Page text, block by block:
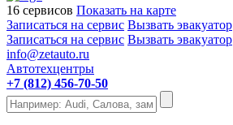
16 сервисов Показать на карте
Записаться на сервис Вызвать эвакуатор
Записаться на сервис Вызвать эвакуатор
info@zetauto.ru
Автотехцентры
+7 (812) 456-70-50